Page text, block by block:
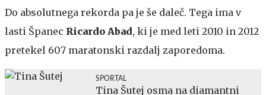
Do absolutnega rekorda pa je še daleč. Tega ima v
lasti Španec Ricardo Abad, ki je med leti 2010 in 2012
pretekel 607 maratonski razdalj zaporedoma.
SPORTAL
Tina Šutej osma na diamantni